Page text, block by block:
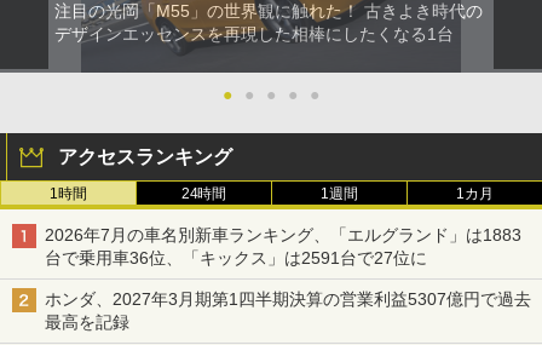
注目の光岡「M55」の世界観に触れた！ 古きよき時代の
デザインエッセンスを再現した相棒にしたくなる1台
● ● ● ● ●
アクセスランキング
1時間 24時間 1週間 1カ月
2026年7月の車名別新車ランキング、「エルグランド」は1883
台で乗用車36位、「キックス」は2591台で27位に
ホンダ、2027年3月期第1四半期決算の営業利益5307億円で過去
最高を記録